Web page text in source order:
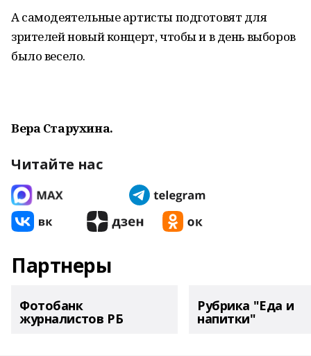
А самодеятельные артисты подготовят для
зрителей новый концерт, чтобы и в день выборов
было весело.
Вера Старухина.
Читайте нас
Партнеры
Фотобанк
журналистов РБ
Рубрика "Еда и
напитки"